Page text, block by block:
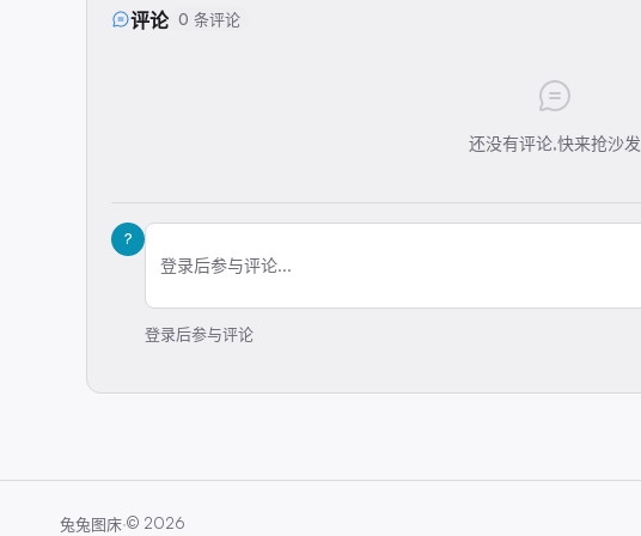
评论 0 条评论
还没有评论,快来抢沙发
?
登录后参与评论...
登录后参与评论
兔兔图床·© 2026